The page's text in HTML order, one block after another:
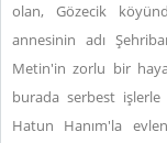
olan, Gözecik
annesinin adı
Metin'in zorlu bir
burada serbest işlerle
Hatun Hanım'la